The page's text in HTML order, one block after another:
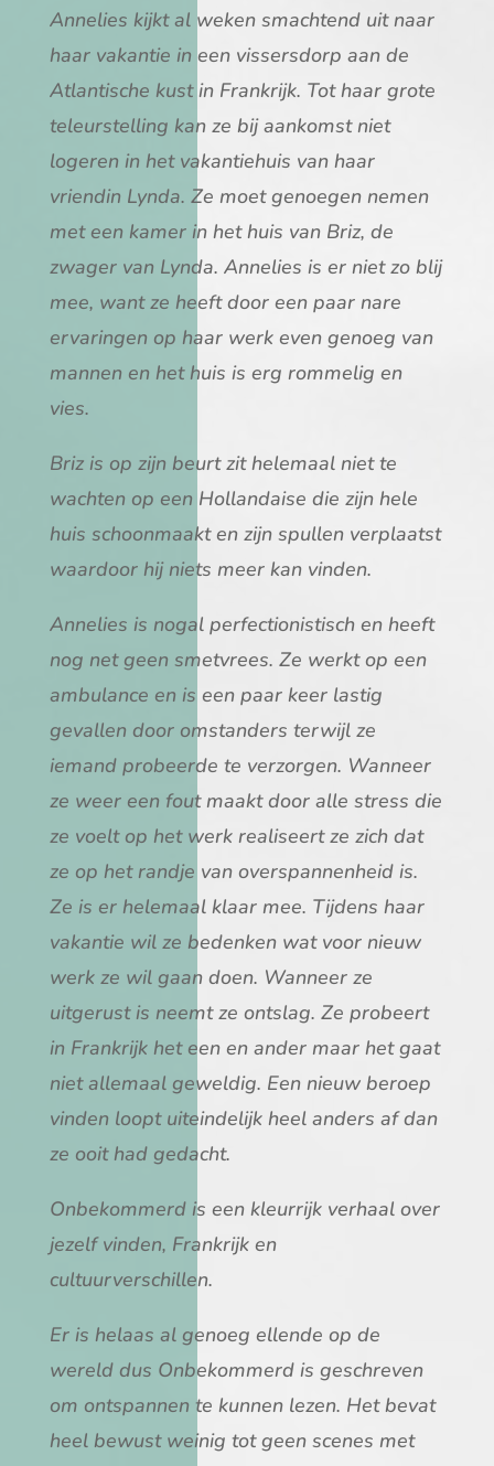
Annelies kijkt al weken smachtend uit naar
haar vakantie in een vissersdorp aan de
Atlantische kust in Frankrijk. Tot haar grote
teleurstelling kan ze bij aankomst niet
logeren in het vakantiehuis van haar
vriendin Lynda. Ze moet genoegen nemen
met een kamer in het huis van Briz, de
zwager van Lynda. Annelies is er niet zo blij
mee, want ze heeft door een paar nare
ervaringen op haar werk even genoeg van
mannen en het huis is erg rommelig en
vies.
Briz is op zijn beurt zit helemaal niet te
wachten op een Hollandaise die zijn hele
huis schoonmaakt en zijn spullen verplaatst
waardoor hij niets meer kan vinden.
Annelies is nogal perfectionistisch en heeft
nog net geen smetvrees. Ze werkt op een
ambulance en is een paar keer lastig
gevallen door omstanders terwijl ze
iemand probeerde te verzorgen. Wanneer
ze weer een fout maakt door alle stress die
ze voelt op het werk realiseert ze zich dat
ze op het randje van overspannenheid is.
Ze is er helemaal klaar mee. Tijdens haar
vakantie wil ze bedenken wat voor nieuw
werk ze wil gaan doen. Wanneer ze
uitgerust is neemt ze ontslag. Ze probeert
in Frankrijk het een en ander maar het gaat
niet allemaal geweldig. Een nieuw beroep
vinden loopt uiteindelijk heel anders af dan
ze ooit had gedacht.
Onbekommerd is een kleurrijk verhaal over
jezelf vinden, Frankrijk en
cultuurverschillen.
Er is helaas al genoeg ellende op de
wereld dus Onbekommerd is geschreven
om ontspannen te kunnen lezen. Het bevat
heel bewust weinig tot geen scenes met